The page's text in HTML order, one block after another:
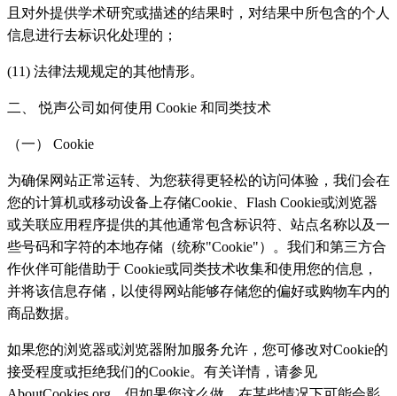
且对外提供学术研究或描述的结果时，对结果中所包含的个人
信息进行去标识化处理的；
(11) 法律法规规定的其他情形。
二、 悦声公司如何使用 Cookie 和同类技术
（一） Cookie
为确保网站正常运转、为您获得更轻松的访问体验，我们会在
您的计算机或移动设备上存储Cookie、Flash Cookie或浏览器
或关联应用程序提供的其他通常包含标识符、站点名称以及一
些号码和字符的本地存储（统称"Cookie"）。我们和第三方合
作伙伴可能借助于 Cookie或同类技术收集和使用您的信息，
并将该信息存储，以使得网站能够存储您的偏好或购物车内的
商品数据。
如果您的浏览器或浏览器附加服务允许，您可修改对Cookie的
接受程度或拒绝我们的Cookie。有关详情，请参见